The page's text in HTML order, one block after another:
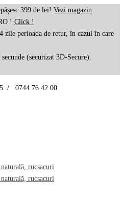
399 de lei! Vezi magazin
! Click !
zile perioada de retur, în cazul în care
(securizat 3D-Secure).
/ 0744 76 42 00